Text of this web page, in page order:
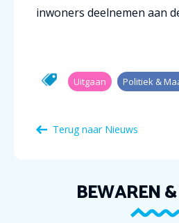
inwoners deelnemen aan
Uitgaan Politiek &
Terug naar Nieuws
BEWAREN